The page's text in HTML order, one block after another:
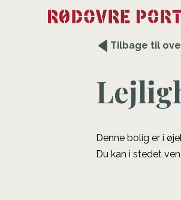
Tilbage til
Denne bolig er i
Du kan i stedet